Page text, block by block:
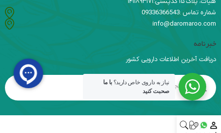
شماره تماس :09336366543
info@daromaroo.com
خبرنامه
دریافت آخرین اطلاعات دارویی کشور
نیاز به داروی خاص دارید؟ با ما
صحبت کنید